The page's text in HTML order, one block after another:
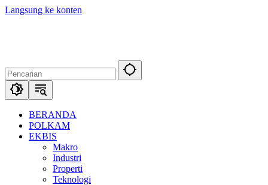
Langsung ke konten
BERANDA
POLKAM
EKBIS
Makro
Industri
Properti
Teknologi